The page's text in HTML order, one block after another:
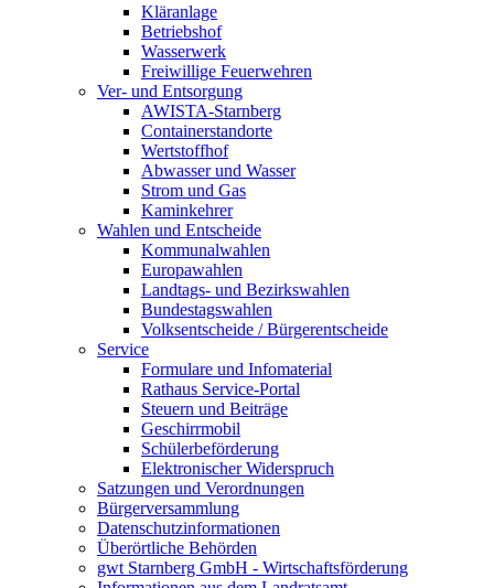
Kläranlage
Betriebshof
Wasserwerk
Freiwillige Feuerwehren
Ver- und Entsorgung
AWISTA-Starnberg
Containerstandorte
Wertstoffhof
Abwasser und Wasser
Strom und Gas
Kaminkehrer
Wahlen und Entscheide
Kommunalwahlen
Europawahlen
Landtags- und Bezirkswahlen
Bundestagswahlen
Volksentscheide / Bürgerentscheide
Service
Formulare und Infomaterial
Rathaus Service-Portal
Steuern und Beiträge
Geschirrmobil
Schülerbeförderung
Elektronischer Widerspruch
Satzungen und Verordnungen
Bürgerversammlung
Datenschutzinformationen
Überörtliche Behörden
gwt Starnberg GmbH - Wirtschaftsförderung